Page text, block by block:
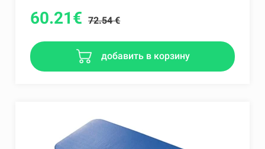
60.21€ 72.54 €
добавить в корзину